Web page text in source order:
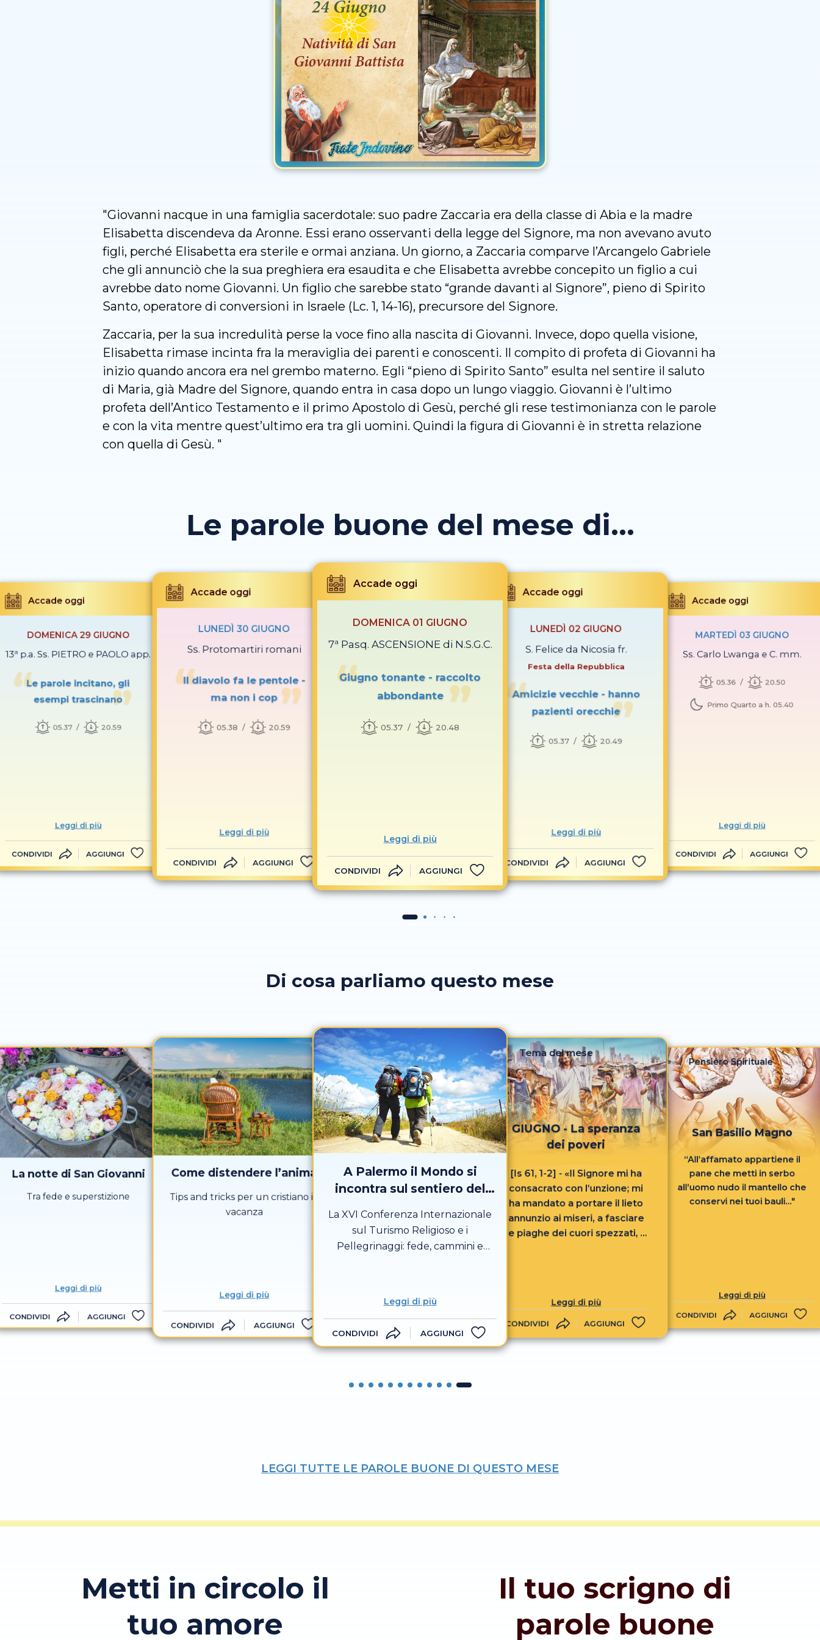
"Giovanni nacque in una famiglia sacerdotale: suo padre Zaccaria era della classe di Abia e la madre
Elisabetta discendeva da Aronne. Essi erano osservanti della legge del Signore, ma non avevano avuto
figli, perché Elisabetta era sterile e ormai anziana. Un giorno, a Zaccaria comparve l’Arcangelo Gabriele
che gli annunciò che la sua preghiera era esaudita e che Elisabetta avrebbe concepito un figlio a cui
avrebbe dato nome Giovanni. Un figlio che sarebbe stato “grande davanti al Signore”, pieno di Spirito
Santo, operatore di conversioni in Israele (Lc. 1, 14-16), precursore del Signore.
Zaccaria, per la sua incredulità perse la voce fino alla nascita di Giovanni. Invece, dopo quella visione,
Elisabetta rimase incinta fra la meraviglia dei parenti e conoscenti. Il compito di profeta di Giovanni ha
inizio quando ancora era nel grembo materno. Egli “pieno di Spirito Santo” esulta nel sentire il saluto
di Maria, già Madre del Signore, quando entra in casa dopo un lungo viaggio. Giovanni è l’ultimo
profeta dell’Antico Testamento e il primo Apostolo di Gesù, perché gli rese testimonianza con le parole
e con la vita mentre quest’ultimo era tra gli uomini. Quindi la figura di Giovanni è in stretta relazione
con quella di Gesù. "
Le parole buone del mese di...
Accade oggi
DOMENICA 29 GIUGNO
13ª p.a. Ss. PIETRO e PAOLO app.
Le parole incitano, gli
esempi trascinano
05.37 20.59
Leggi di più
CONDIVIDI AGGIUNGI
Accade oggi
LUNEDÌ 30 GIUGNO
Ss. Protomartiri romani
Il diavolo fa le pentole -
ma non i cop
05.38 20.59
Leggi di più
CONDIVIDI AGGIUNGI
Accade oggi
DOMENICA 01 GIUGNO
7ª Pasq. ASCENSIONE di N.S.G.C.
Giugno tonante - raccolto
abbondante
05.37 20.48
Leggi di più
CONDIVIDI AGGIUNGI
Accade oggi
LUNEDÌ 02 GIUGNO
S. Felice da Nicosia fr.
Festa della Repubblica
Amicizie vecchie - hanno
pazienti orecchie
05.37 20.49
Leggi di più
CONDIVIDI AGGIUNGI
Accade oggi
MARTEDÌ 03 GIUGNO
Ss. Carlo Lwanga e C. mm.
05.36 20.50
Primo Quarto a h. 05.40
Leggi di più
CONDIVIDI AGGIUNGI
Di cosa parliamo questo mese
La notte di San Giovanni
Tra fede e superstizione
Leggi di più
CONDIVIDI AGGIUNGI
Come distendere l’anima
Tips and tricks per un cristiano in
vacanza
Leggi di più
CONDIVIDI AGGIUNGI
A Palermo il Mondo si
incontra sul sentiero del
La XVI Conferenza Internazionale
sul Turismo Religioso e i
Pellegrinaggi: fede, cammini e
Leggi di più
CONDIVIDI AGGIUNGI
Tema del mese
GIUGNO - La speranza
dei poveri
[Is 61, 1-2] - «Il Signore mi ha
consacrato con l’unzione; mi
ha mandato a portare il lieto
annunzio ai miseri, a fasciare
le piaghe dei cuori spezzati, a
Signore»
Leggi di più
CONDIVIDI AGGIUNGI
Pensiero Spirituale
San Basilio Magno
“All’affamato appartiene il
pane che metti in serbo
all’uomo nudo il mantello che
conservi nei tuoi bauli..."
Leggi di più
CONDIVIDI AGGIUNGI
LEGGI TUTTE LE PAROLE BUONE DI QUESTO MESE
Metti in circolo il
tuo amore
Il tuo scrigno di
parole buone